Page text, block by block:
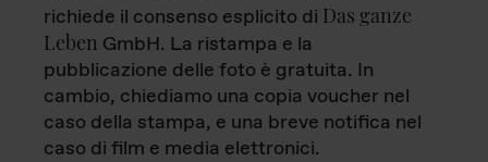
richiede il consenso esplicito di Das ganze
Leben GmbH. La ristampa e la
pubblicazione delle foto è gratuita. In
cambio, chiediamo una copia voucher nel
caso della stampa, e una breve notifica nel
caso di film e media elettronici.